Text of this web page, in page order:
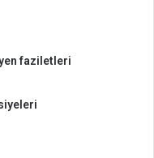
faziletleri